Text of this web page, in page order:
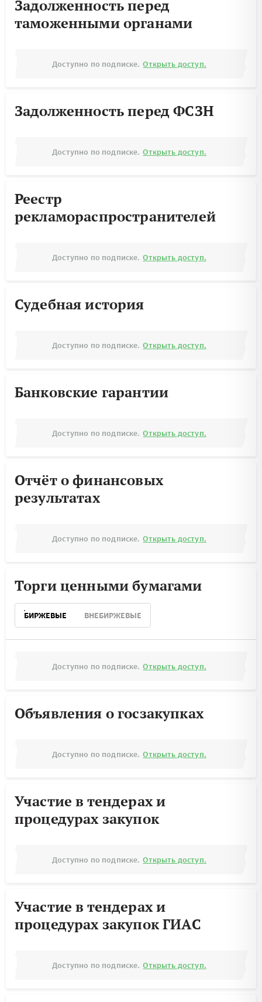
Задолженность перед
таможенными органами
Доступно по подписке. Открыть доступ.
Задолженность перед ФСЗН
Доступно по подписке. Открыть доступ.
Реестр
рекламораспространителей
Доступно по подписке. Открыть доступ.
Судебная история
Доступно по подписке. Открыть доступ.
Банковские гарантии
Доступно по подписке. Открыть доступ.
Отчёт о финансовых
результатах
Доступно по подписке. Открыть доступ.
Торги ценными бумагами
БИРЖЕВЫЕ ВНЕБИРЖЕВЫЕ
Доступно по подписке. Открыть доступ.
Объявления о госзакупках
Доступно по подписке. Открыть доступ.
Участие в тендерах и
процедурах закупок
Доступно по подписке. Открыть доступ.
Участие в тендерах и
процедурах закупок ГИАС
Доступно по подписке. Открыть доступ.